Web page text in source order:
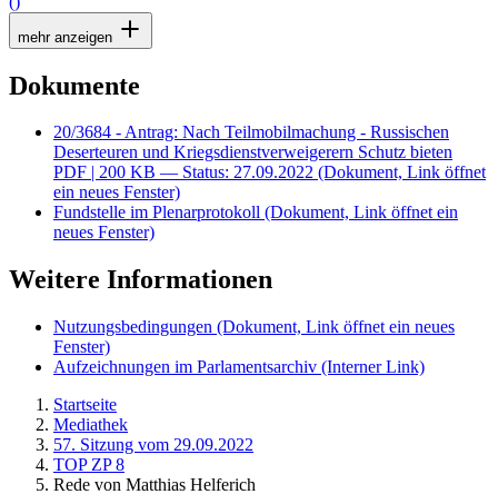
mehr anzeigen
Dokumente
20/3684 - Antrag: Nach Teilmobilmachung - Russischen
Deserteuren und Kriegsdienstverweigerern Schutz bieten
PDF | 200 KB — Status: 27.09.2022 (Dokument, Link öffnet
ein neues Fenster)
Fundstelle im Plenarprotokoll (Dokument, Link öffnet ein
neues Fenster)
Weitere Informationen
Nutzungsbedingungen (Dokument, Link öffnet ein neues
Fenster)
Aufzeichnungen im Parlamentsarchiv (Interner Link)
Startseite
Mediathek
57. Sitzung vom 29.09.2022
TOP ZP 8
Rede von Matthias Helferich